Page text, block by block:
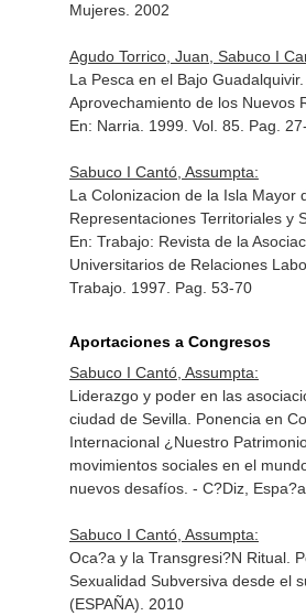
Mujeres. 2002
Agudo Torrico, Juan, Sabuco I
La Pesca en el Bajo
Aprovechamiento de los Nuevos
En: Narria . 1999. Vol. 85. Pag.
Sabuco I Cantó, Assumpta:
La Colonizacion de la Isla Mayor
Representaciones Territoriales y
En: Trabajo: Revista de la
Universitarios de Relaciones
Trabajo. 1997. Pag. 53-70
Aportaciones a Congresos
Sabuco I Cantó, Assumpta:
Liderazgo y poder en las
ciudad de Sevilla. Ponencia en
Internacional ¿Nuestro
movimientos sociales en el
nuevos desafíos. - C?Diz,
Sabuco I Cantó, Assumpta:
Oca?a y la Transgresi?N Ritual.
Sexualidad Subversiva desde el
(ESPAÑA). 2010